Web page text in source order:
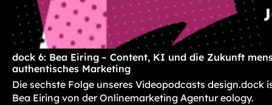
dock 6: Bea Eiring – Content, KI und die Zukunft
authentisches Marketing
Die sechste Folge unseres Videopodcasts design.dock
Bea Eiring von der Onlinemarketing Agentur eology.